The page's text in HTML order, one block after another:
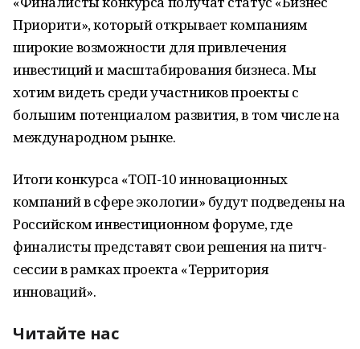
Приорити», который открывает компаниям
широкие возможности для привлечения
инвестиций и масштабирования бизнеса. Мы
хотим видеть среди участников проекты с
большим потенциалом развития, в том числе на
международном рынке.
Итоги конкурса «ТОП-10 инновационных
компаний в сфере экологии» будут подведены на
Российском инвестиционном форуме, где
финалисты представят свои решения на питч-
сессии в рамках проекта «Территория
инноваций».
Читайте нас